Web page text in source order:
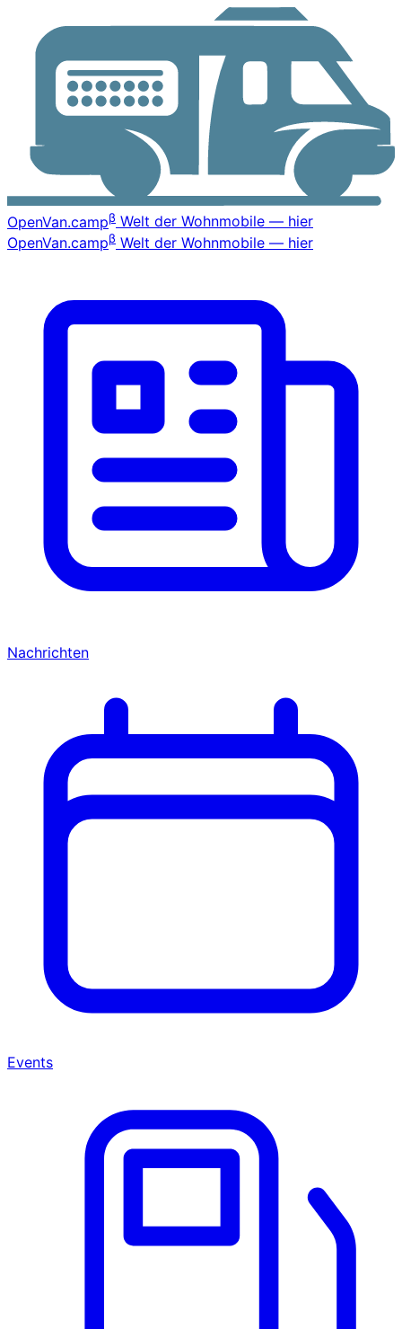
OpenVan.campβ Welt der Wohnmobile — hier
OpenVan.campβ Welt der Wohnmobile — hier
Nachrichten
Events